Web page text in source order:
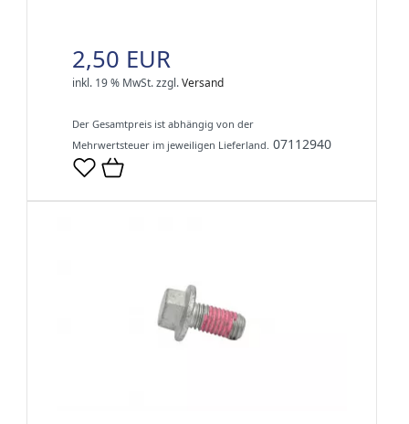
2,50 EUR
inkl. 19 % MwSt.zzgl.Versand
Der Gesamtpreis ist abhängig von der
Mehrwertsteuer im jeweiligen Lieferland. 07112940